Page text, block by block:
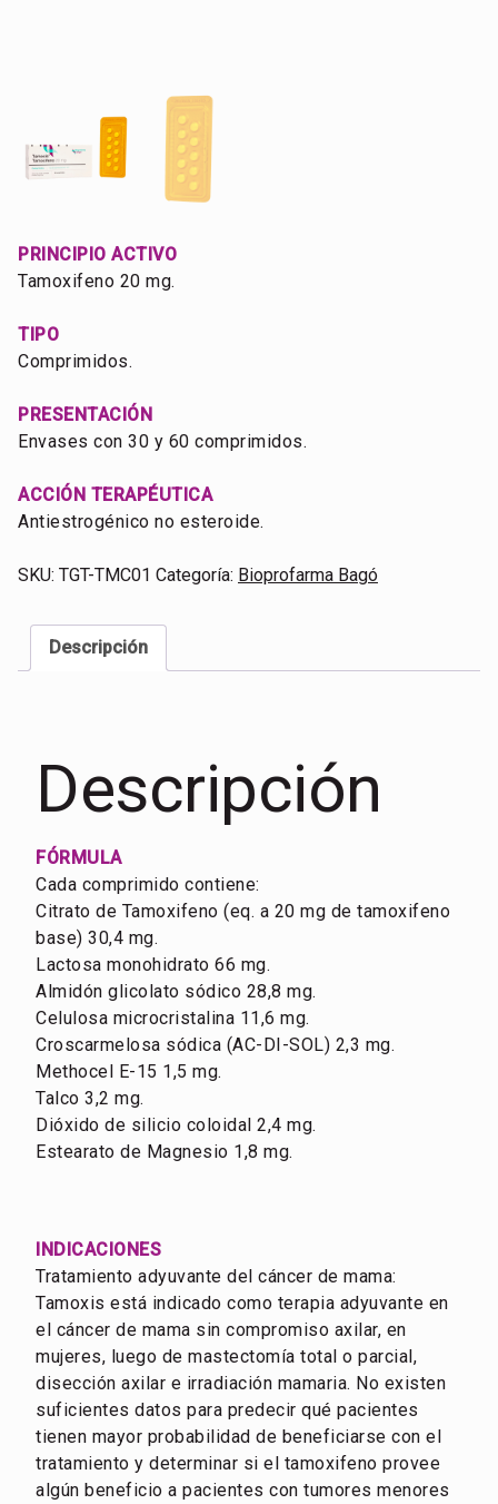
PRINCIPIO ACTIVO
Tamoxifeno 20 mg.
TIPO
Comprimidos.
PRESENTACIÓN
Envases con 30 y 60 comprimidos.
ACCIÓN TERAPÉUTICA
Antiestrogénico no esteroide.
SKU: TGT-TMC01 Categoría: Bioprofarma Bagó
Descripción
Descripción
FÓRMULA
Cada comprimido contiene:
Citrato de Tamoxifeno (eq. a 20 mg de tamoxifeno
base) 30,4 mg.
Lactosa monohidrato 66 mg.
Almidón glicolato sódico 28,8 mg.
Celulosa microcristalina 11,6 mg.
Croscarmelosa sódica (AC-DI-SOL) 2,3 mg.
Methocel E-15 1,5 mg.
Talco 3,2 mg.
Dióxido de silicio coloidal 2,4 mg.
Estearato de Magnesio 1,8 mg.
INDICACIONES
Tratamiento adyuvante del cáncer de mama:
Tamoxis está indicado como terapia adyuvante en
el cáncer de mama sin compromiso axilar, en
mujeres, luego de mastectomía total o parcial,
disección axilar e irradiación mamaria. No existen
suficientes datos para predecir qué pacientes
tienen mayor probabilidad de beneficiarse con el
tratamiento y determinar si el tamoxifeno provee
algún beneficio a pacientes con tumores menores